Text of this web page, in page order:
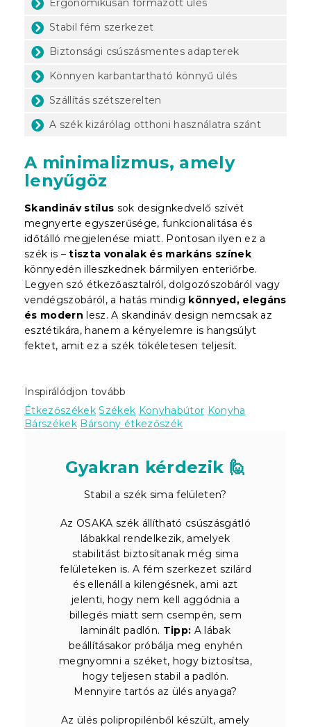
Ergonomikusan formázott ülés
Stabil fém szerkezet
Biztonsági csúszásmentes adapterek
Könnyen karbantartható könnyű ülés
Szállítás szétszerelten
A szék kizárólag otthoni használatra szánt
A minimalizmus, amely
lenyűgöz
Skandináv stílus sok designkedvelő szívét
megnyerte egyszerűsége, funkcionalitása és
időtálló megjelenése miatt. Pontosan ilyen ez a
szék is –tiszta vonalak és markáns színek
könnyedén illeszkednek bármilyen enteriőrbe.
Legyen szó étkezőasztalról, dolgozószobáról vagy
vendégszobáról, a hatás mindig könnyed, elegáns
és modern lesz. A skandináv design nemcsak az
esztétikára, hanem a kényelemre is hangsúlyt
fektet, amit ez a szék tökéletesen teljesít.
Inspirálódjon tovább
Étkezőszékek Székek Konyhabútor Konyha
Bárszékek Bársony étkezőszék
Gyakran kérdezik 🙋
Stabil a szék sima felületen?
Az OSAKA szék állítható csúszásgátló
lábakkal rendelkezik, amelyek
stabilitást biztosítanak még sima
felületeken is. A fém szerkezet szilárd
és ellenáll a kilengésnek, ami azt
jelenti, hogy nem kell aggódnia a
billegés miatt sem csempén, sem
laminált padlón. Tipp: A lábak
beállításakor próbálja meg enyhén
megnyomni a széket, hogy biztosítsa,
hogy teljesen stabil a padlón.
Mennyire tartós az ülés anyaga?
Az ülés polipropilénből készült, amely